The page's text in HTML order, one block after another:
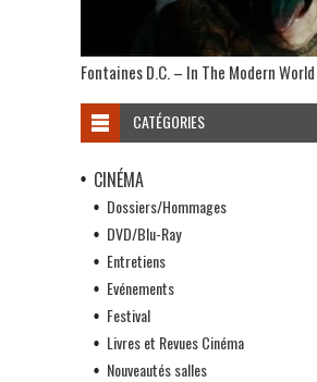
Fontaines D.C. – In The Modern World
CATÉGORIES
CINÉMA
Dossiers/Hommages
DVD/Blu-Ray
Entretiens
Evénements
Festival
Livres et Revues Cinéma
Nouveautés salles